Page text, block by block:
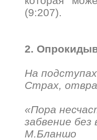
(9:207).
2.
На
Страх,
«Пора
забвение
М.Бланшо